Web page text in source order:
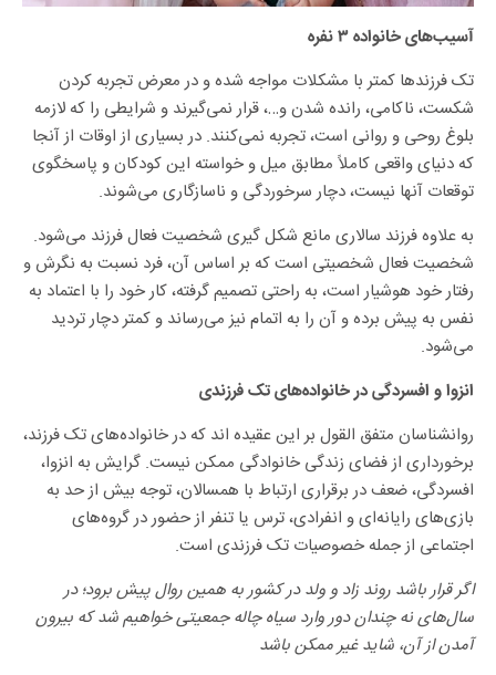
آسیب‌های خانواده ۳ نفره
تک فرزندها کمتر با مشکلات مواجه شده و در معرض تجربه کردن
شکست، ناکامی، رانده شدن و…، قرار نمی‌گیرند و شرایطی را که لازمه
بلوغ روحی و روانی است، تجربه نمی‌کنند. در بسیاری از اوقات از آنجا
که دنیای واقعی کاملاً مطابق میل و خواسته این کودکان و پاسخگوی
توقعات آنها نیست، دچار سرخوردگی و ناسازگاری می‌شوند.
به علاوه فرزند سالاری مانع شکل گیری شخصیت فعال فرزند می‌شود.
شخصیت فعال شخصیتی است که بر اساس آن، فرد نسبت به نگرش و
رفتار خود هوشیار است، به راحتی تصمیم گرفته، کار خود را با اعتماد به
نفس به پیش برده و آن را به اتمام نیز می‌رساند و کمتر دچار تردید
می‌شود.
انزوا و افسردگی در خانواده‌های تک فرزندی
روانشناسان متفق القول بر این عقیده اند که در خانواده‌های تک فرزند،
برخورداری از فضای زندگی خانوادگی ممکن نیست. گرایش به انزوا،
افسردگی، ضعف در برقراری ارتباط با همسالان، توجه بیش از حد به
بازی‌های رایانه‌ای و انفرادی، ترس یا تنفر از حضور در گروه‌های
اجتماعی از جمله خصوصیات تک فرزندی است.
اگر قرار باشد روند زاد و ولد در کشور به همین روال پیش برود؛ در
سال‌های نه چندان دور وارد سیاه چاله جمعیتی خواهیم شد که بیرون
آمدن از آن، شاید غیر ممکن باشد